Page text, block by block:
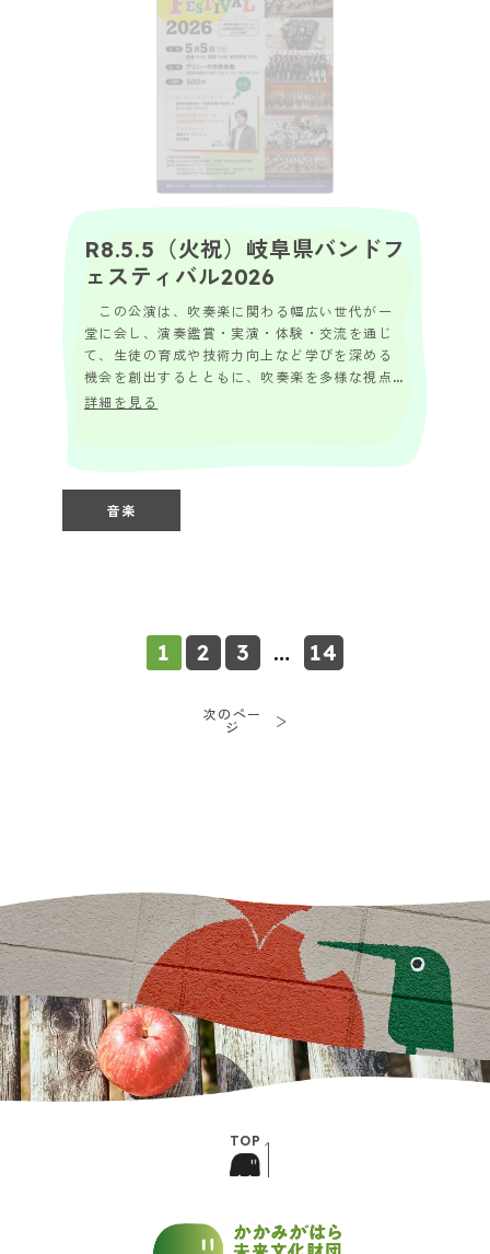
R8.5.5（火祝）岐阜県バンドフ
ェスティバル2026
この公演は、吹奏楽に関わる幅広い世代が一
堂に会し、演奏鑑賞・実演・体験・交流を通じ
て、生徒の育成や技術力向上など学びを深める
機会を創出するとともに、吹奏楽を多様な視点
から楽しむ場を提供することで、県内吹奏楽活
詳細を見る
音楽
1 2 3 … 14
次のペー
ジ